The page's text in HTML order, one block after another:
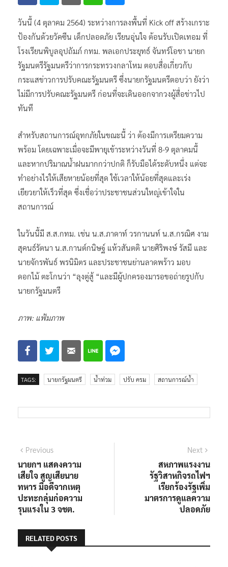
วันนี้ (4 ตุลาคม 2564) ระหว่างการลงพื้นที่ Kick off สร้างเกราะ
ป้องกันด้วยวัคซีน เด็กปลอดภัย เรียนอุ่นใจ ต้อนรับเปิดเทอม ที่
โรงเรียนพิบูลอุปถัมภ์ กทม. พลเอกประยุทธ์ จันทร์โอชา นายก
รัฐมนตรีรัฐมนตรีว่าการกระทรวงกลาโหม ตอบสื่อเกี่ยวกับ
กระแสข่าวการปรับคณะรัฐมนตรี ซึ่งนายกรัฐมนตรีตอบว่า ยังว่า
ไม่มีการปรับคณะรัฐมนตรี ก่อนที่จะเดินออกจากวงผู้สื่อข่าวไป
ทันที
สำหรับสถานการณ์อุทกภัยในขณะนี้ ว่า ต้องมีการเตรียมความ
พร้อม โดยเฉพาะเมื่อจะมีพายุเข้าระหว่างวันที่ 8-9 ตุลาคมนี้
และหากปริมาณน้ำฝนมากกว่าปกติ ก็รับมือได้ระดับหนึ่ง แต่จะ
ทำอย่างไรให้เสียหายน้อยที่สุด ใช้เวลาให้น้อยที่สุดและเร่ง
เยียวยาให้เร็วที่สุด ซึ่งเชื่อว่าประชาชนส่วนใหญ่เข้าใจใน
สถานการณ์
ในวันนี้มี ส.ส.กทม. เช่น น.ส.ภาดาท์ วรกานนท์ น.ส.กรณิศ งาม
สุคนธ์รัตนา น.ส.กานต์กนิษฐ์ แห้วสันตติ นายศิริพงษ์ รัสมี และ
นายจักรพันธ์ พรนิมิตร และประชาชนย่านลาดพร้าว มอบ
ดอกไม้ ตะโกนว่า “ลุงตู่สู้ “และมีผู้ปกครองมารอขอถ่ายรูปกับ
นายกรัฐมนตรี
ภาพ: แฟ้มภาพ
TAGS: นายกรัฐมนตรี น้ำท่วม ปรับ ครม สถานการณ์น้ำ
แนะแนว
เรื่อง
PreviousPrevious
post:
นายกฯ แสดงความ
เสียใจ สูญเสียนาย
ทหาร มือดีจากเหตุ
ปะทะกลุ่มก่อความ
รุนแรงใน 3 จชต.
Next
post:
สหภาพแรงงาน
รัฐวิสาหกิจรถไฟฯ
เรียกร้องรัฐเพิ่ม
มาตรการดูแลความ
ปลอดภัย
RELATED POSTS